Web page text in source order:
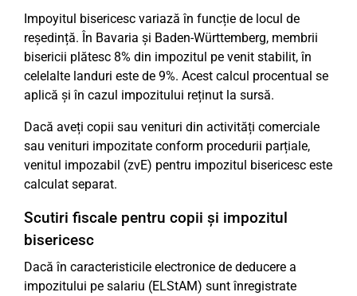
Impoyitul bisericesc variază în funcție de locul de
reședință. În Bavaria și Baden-Württemberg, membrii
bisericii plătesc 8% din impozitul pe venit stabilit, în
celelalte landuri este de 9%. Acest calcul procentual se
aplică și în cazul impozitului reținut la sursă.
Dacă aveți copii sau venituri din activități comerciale
sau venituri impozitate conform procedurii parțiale,
venitul impozabil (zvE) pentru impozitul bisericesc este
calculat separat.
Scutiri fiscale pentru copii și impozitul
bisericesc
Dacă în caracteristicile electronice de deducere a
impozitului pe salariu (ELStAM) sunt înregistrate